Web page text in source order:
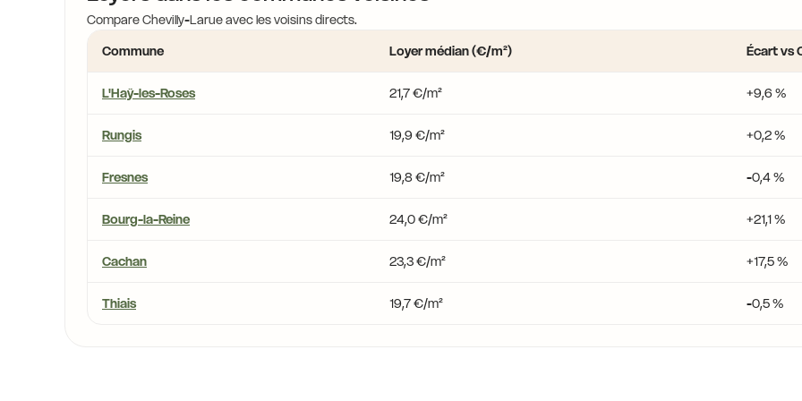
Compare Chevilly-Larue avec les voisins directs.
Commune
Loyer médian (€/m²) Écart vs
L'Haÿ-les-Roses 21,7 €/m² +9,6 %
Rungis 19,9 €/m² +0,2 %
Fresnes 19,8 €/m² -0,4 %
Bourg-la-Reine 24,0 €/m² +21,1 %
Cachan 23,3 €/m² +17,5 %
Thiais 19,7 €/m² -0,5 %